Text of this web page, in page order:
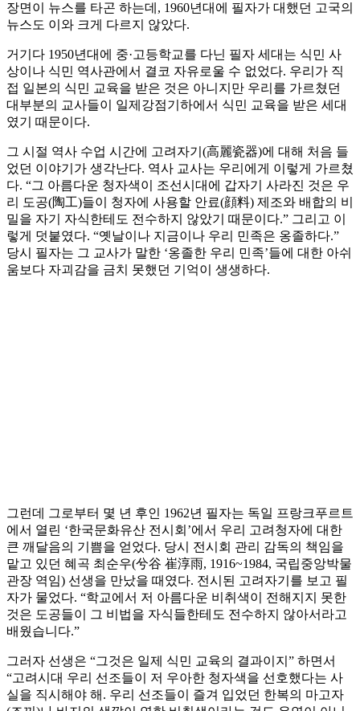
장면이 뉴스를 타곤 하는데, 1960년대에 필자가 대했던 고국의
뉴스도 이와 크게 다르지 않았다.
거기다 1950년대에 중·고등학교를 다닌 필자 세대는 식민 사
상이나 식민 역사관에서 결코 자유로울 수 없었다. 우리가 직
접 일본의 식민 교육을 받은 것은 아니지만 우리를 가르쳤던
대부분의 교사들이 일제강점기하에서 식민 교육을 받은 세대
였기 때문이다.
그 시절 역사 수업 시간에 고려자기(高麗瓷器)에 대해 처음 들
었던 이야기가 생각난다. 역사 교사는 우리에게 이렇게 가르쳤
다. “그 아름다운 청자색이 조선시대에 갑자기 사라진 것은 우
리 도공(陶工)들이 청자에 사용할 안료(顔料) 제조와 배합의 비
밀을 자기 자식한테도 전수하지 않았기 때문이다.” 그리고 이
렇게 덧붙였다. “옛날이나 지금이나 우리 민족은 옹졸하다.”
당시 필자는 그 교사가 말한 ‘옹졸한 우리 민족’들에 대한 아쉬
움보다 자괴감을 금치 못했던 기억이 생생하다.
그런데 그로부터 몇 년 후인 1962년 필자는 독일 프랑크푸르트
에서 열린 ‘한국문화유산 전시회’에서 우리 고려청자에 대한
큰 깨달음의 기쁨을 얻었다. 당시 전시회 관리 감독의 책임을
맡고 있던 혜곡 최순우(兮谷 崔淳雨, 1916~1984, 국립중앙박물
관장 역임) 선생을 만났을 때였다. 전시된 고려자기를 보고 필
자가 물었다. “학교에서 저 아름다운 비취색이 전해지지 못한
것은 도공들이 그 비법을 자식들한테도 전수하지 않아서라고
배웠습니다.”
그러자 선생은 “그것은 일제 식민 교육의 결과이지” 하면서
“고려시대 우리 선조들이 저 우아한 청자색을 선호했다는 사
실을 직시해야 해. 우리 선조들이 즐겨 입었던 한복의 마고자